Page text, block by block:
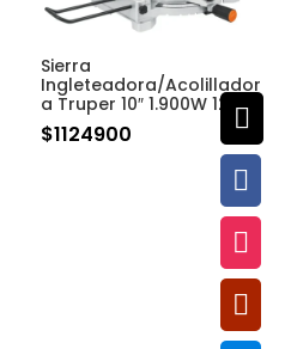




Sierra
Ingleteadora/Acolillador
a Truper 10″ 1.900W 12462
$1124900